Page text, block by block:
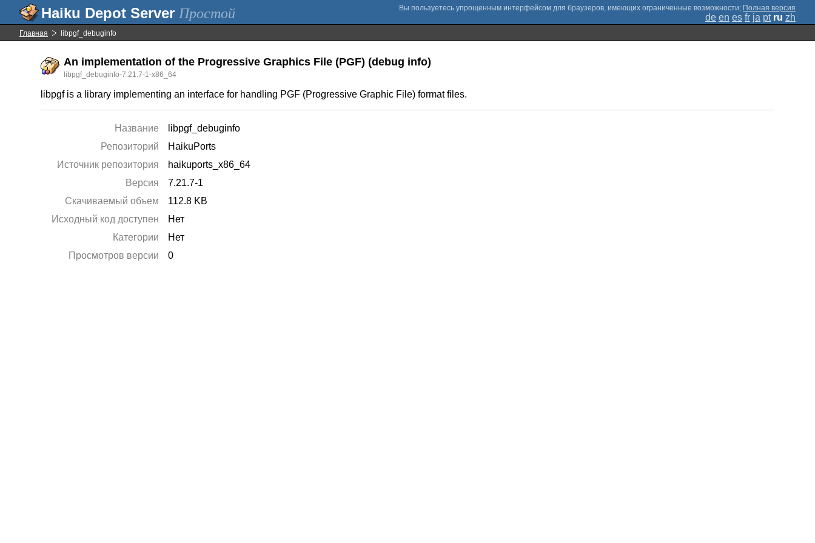
Простой ; Полная версия
de en es fr ja pt ru zh
Главная libpgf_debuginfo
An implementation of the Progressive Graphics File (PGF) (debug info)
libpgf_debuginfo-7.21.7-1-x86_64
libpgf is a library implementing an interface for handling PGF (Progressive Graphic File) format files.
Название
libpgf_debuginfo
Репозиторий
HaikuPorts
Источник репозитория
haikuports_x86_64
Версия
7.21.7-1
Скачиваемый объем
112.8 KB
Исходный код доступен
Нет
Категории
Нет
Просмотров версии
0